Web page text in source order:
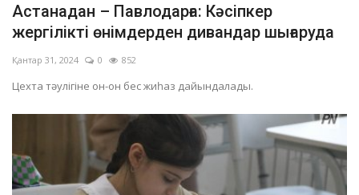
Астанадан – Павлодарға: Кәсіпкер
жергілікті өнімдерден дивандар шығаруда
Қантар 31, 2024 0 852
Цехта тәулігіне он-он бес жиһаз дайындалады.